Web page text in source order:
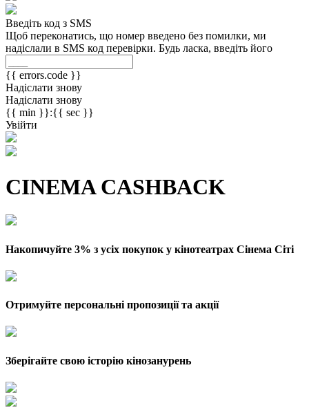
Введіть код з SMS
Щоб переконатись, що номер введено без помилки, ми
надіслали в SMS код перевірки. Будь ласка, введіть його
{{ errors.code }}
Надіслати знову
Надіслати знову
{{ min }}:{{ sec }}
Увійти
CINEMA CASHBACK
Накопичуйте 3% з усіх покупок у кінотеатрах Сінема Сіті
Отримуйте персональні пропозиції та акції
Зберігайте свою історію кінозанурень